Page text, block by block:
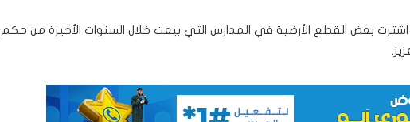
بعض القطع الأرضية في المدارس التي بيعت خلال السنوات الأخيرة من حكم
ولايات(مقاييس)
مجلس الوزراء يعقد اجتماعه الأسبوعي